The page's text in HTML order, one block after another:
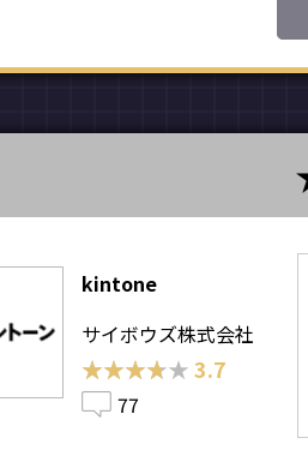
kintone
サイボウズ株式会社
★★★★★
★★★★★ 3.7
77